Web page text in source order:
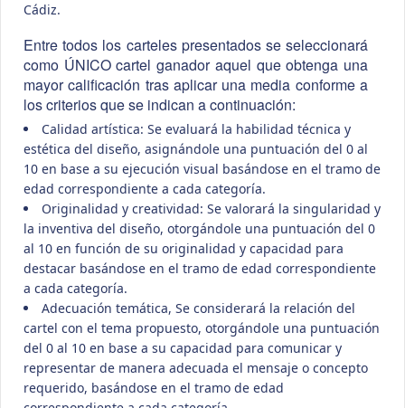
Cádiz.
Entre todos los carteles presentados se seleccionará
como ÚNICO cartel ganador aquel que obtenga una
mayor calificación tras aplicar una media conforme a
los criterios que se indican a continuación:
Calidad artística: Se evaluará la habilidad técnica y
estética del diseño, asignándole una puntuación del 0 al
10 en base a su ejecución visual basándose en el tramo de
edad correspondiente a cada categoría.
Originalidad y creatividad: Se valorará la singularidad y
la inventiva del diseño, otorgándole una puntuación del 0
al 10 en función de su originalidad y capacidad para
destacar basándose en el tramo de edad correspondiente
a cada categoría.
Adecuación temática, Se considerará la relación del
cartel con el tema propuesto, otorgándole una puntuación
del 0 al 10 en base a su capacidad para comunicar y
representar de manera adecuada el mensaje o concepto
requerido, basándose en el tramo de edad